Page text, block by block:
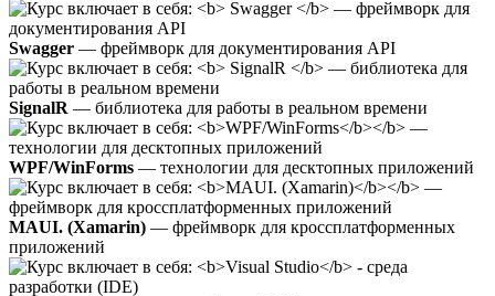
Swagger — фреймворк для документирования API
SignalR — библиотека для работы в реальном времени
WPF/WinForms — технологии для десктопных приложений
MAUI. (Xamarin) — фреймворк для кроссплатформенных
приложений